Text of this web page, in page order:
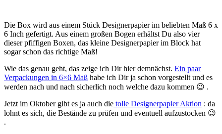
Die Box wird aus einem Stück Designerpapier im beliebten Maß 6 x
6 Inch gefertigt. Aus einem großen Bogen erhältst Du also vier
dieser pfiffigen Boxen, das kleine Designerpapier im Block hat
sogar schon das richtige Maß!
Wie das genau geht, das zeige ich Dir hier demnächst. Ein paar
Verpackungen in 6×6 Maß habe ich Dir ja schon vorgestellt und es
werden nach und nach sicherlich noch welche dazu kommen 😉 .
Jetzt im Oktober gibt es ja auch die tolle Designerpapier Aktion : da
lohnt es sich, die Bestände zu prüfen und eventuell aufzustocken 😉
.